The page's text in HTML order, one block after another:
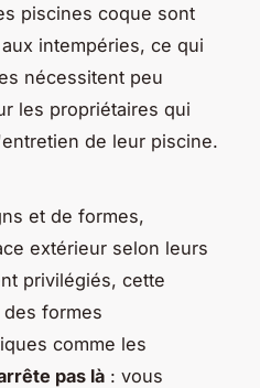
piscines coque sont
intempéries, ce qui
nécessitent peu
les propriétaires qui
de leur piscine.
et de formes,
extérieur selon leurs
privilégiés, cette
formes
comme les
pas là : vous